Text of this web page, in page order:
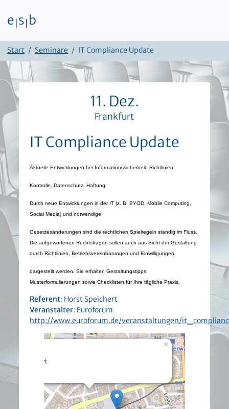
e s b
Start Seminare IT Compliance Update
11. Dez.
Frankfurt
IT Compliance Update
Aktuelle Entwicklungen bei Informationssicherheit, Richtlinien,
Kontrolle, Datenschutz, Haftung
Durch neue Entwicklungen in der IT (z. B. BYOD, Mobile Computing,
Social Media) und notwendige
Gesetzesänderungen sind die rechtlichen Spielregeln ständig im Fluss.
Die aufgeworfenen Rechtsfragen sollen auch aus Sicht der Gestaltung
durch Richtlinien, Betriebsvereinbarungen und Einwilligungen
dargestellt werden. Sie erhalten Gestaltungstipps,
Musterformulierungen sowie Checklisten für Ihre tägliche Praxis.
Referent: Horst Speichert
Veranstalter: Euroforum
http://www.euroforum.de/veranstaltungen/
- - Frankfurt
Details
×